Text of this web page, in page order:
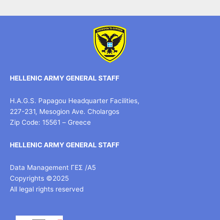
HELLENIC ARMY GENERAL STAFF
H.A.G.S. Papagou Headquarter Facilities,
227-231, Mesogion Ave. Cholargos
Zip Code: 15561 – Greece
HELLENIC ARMY GENERAL STAFF
Data Management ΓΕΣ /Α5
Copyrights ©2025
All legal rights reserved